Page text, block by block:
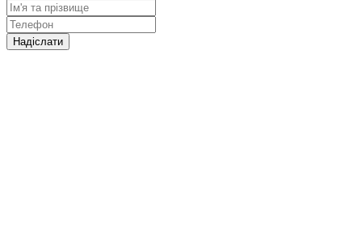
Надіслати